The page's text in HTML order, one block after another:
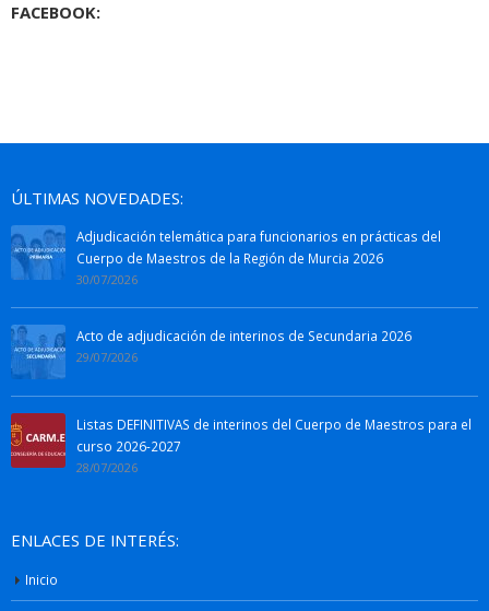
FACEBOOK:
ÚLTIMAS NOVEDADES:
Adjudicación telemática para funcionarios en prácticas del
Cuerpo de Maestros de la Región de Murcia 2026
30/07/2026
Acto de adjudicación de interinos de Secundaria 2026
29/07/2026
Listas DEFINITIVAS de interinos del Cuerpo de Maestros para el
curso 2026-2027
28/07/2026
ENLACES DE INTERÉS:
Inicio